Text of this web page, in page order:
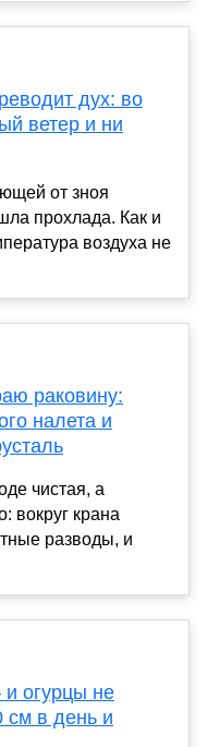
дух: во
ветер и ни
от зноя
прохлада. Как и
воздуха не
раковину:
налета и
чистая, а
вокруг крана
разводы, и
огурцы не
см в день и